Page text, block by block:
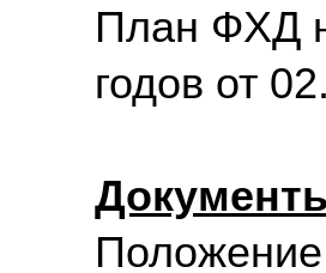
План ФХД
годов от